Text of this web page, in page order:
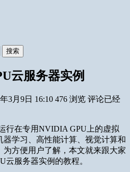
搜索
云服务器实例
3月9日 16:10 476 浏览 评论已经
行在专用NVIDIA GPU上的虚拟
学习、高性能计算、视觉计算和
为方便用户了解，本文就来跟大家
云服务器实例的教程。